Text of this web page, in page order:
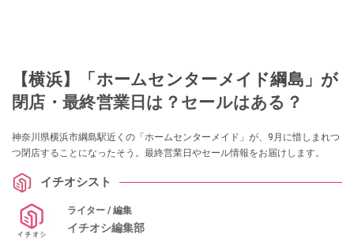
【横浜】「ホームセンターメイド綱島」が
閉店・最終営業日は？セールはある？
神奈川県横浜市綱島駅近くの「ホームセンターメイド」が、9月に惜しまれつ
つ閉店することになったそう。最終営業日やセール情報をお届けします。
イチオシスト
ライター / 編集
イチオシ編集部